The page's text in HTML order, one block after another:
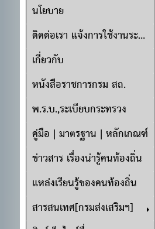
นโยบาย
ติดต่อเรา แจ้งการใช้งานระบบ
เกี่ยวกับ
หนังสือราชการกรม สถ.
พ.ร.บ.,ระเบียบกระทรวง
คู่มือ | มาตรฐาน | หลักเกณฑ์
ข่าวสาร เรื่องน่ารู้คนท้องถิ่น
แหล่งเรียนรู้ของคนท้องถิ่น
สารสนเทศ[กรมส่งเสริมฯ]